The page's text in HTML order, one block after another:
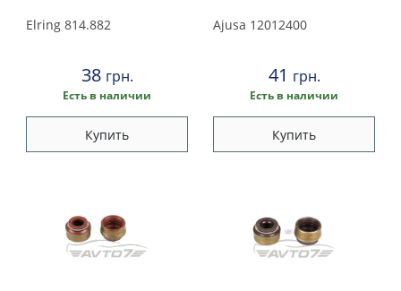
Elring 814.882
38 грн.
Есть в наличии
Купить
Ajusa 12012400
41 грн.
Есть в наличии
Купить